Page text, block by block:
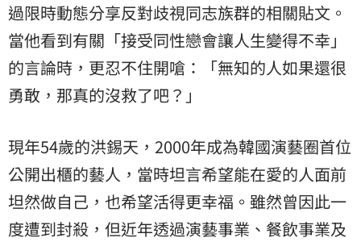
過限時動態分享反對歧視同志族群的相關貼文。
當他看到有關「接受同性戀會讓人生變得不幸」
的言論時，更忍不住開嗆：「無知的人如果還很
勇敢，那真的沒救了吧？」
現年54歲的洪錫天，2000年成為韓國演藝圈首位
公開出櫃的藝人，當時坦言希望能在愛的人面前
坦然做自己，也希望活得更幸福。雖然曾因此一
度遭到封殺，但近年透過演藝事業、餐飲事業及